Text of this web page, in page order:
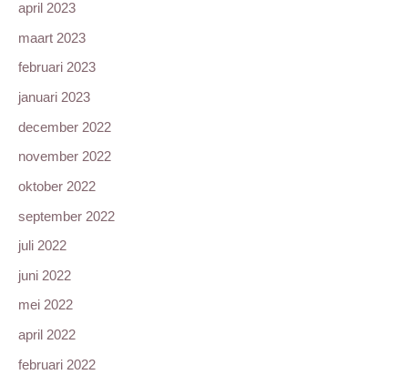
april 2023
maart 2023
februari 2023
januari 2023
december 2022
november 2022
oktober 2022
september 2022
juli 2022
juni 2022
mei 2022
april 2022
februari 2022